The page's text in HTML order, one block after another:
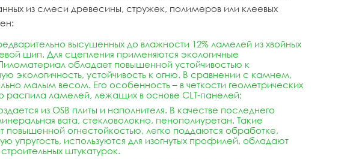
из смеси древесины, стружек, полимеров или клеевых
высушенных до влажности 12% ламелей из хвойных
шип. Для сцепления применяются экологичные
обладает повышенной устойчивостью к
экологичность, устойчивость к огню. В сравнении с камнем,
малым весом. Его особенность – в четкости геометрических
распила ламелей, лежащих в основе CLT-панелей;
из OSB плиты и наполнителя. В качестве последнего
вата, стекловолокно, пенополиуретан. Такие
огнестойкостью, легко поддаются обработке,
используются для изогнутых профилей, обладают
штукатурок.